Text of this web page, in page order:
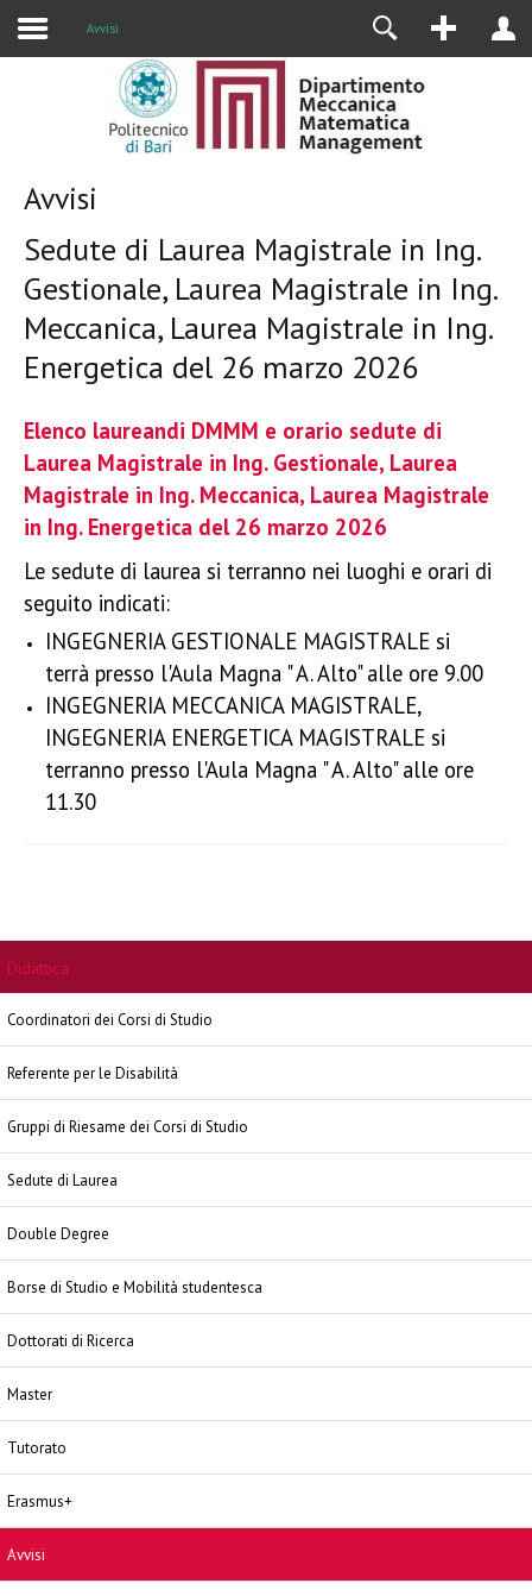
Avvisi
Avvisi
Sedute di Laurea Magistrale in Ing.
Gestionale, Laurea Magistrale in Ing.
Meccanica, Laurea Magistrale in Ing.
Energetica del 26 marzo 2026
Elenco laureandi DMMM e orario sedute di
Laurea Magistrale in Ing. Gestionale, Laurea
Magistrale in Ing. Meccanica, Laurea Magistrale
in Ing. Energetica del 26 marzo 2026
Le sedute di laurea si terranno nei luoghi e orari di
seguito indicati:
INGEGNERIA GESTIONALE MAGISTRALE si
terrà presso l'Aula Magna " A. Alto" alle ore 9.00
INGEGNERIA MECCANICA MAGISTRALE,
INGEGNERIA ENERGETICA MAGISTRALE si
terranno presso l'Aula Magna " A. Alto" alle ore
11.30
Didattica
Coordinatori dei Corsi di Studio
Referente per le Disabilità
Gruppi di Riesame dei Corsi di Studio
Sedute di Laurea
Double Degree
Borse di Studio e Mobilità studentesca
Dottorati di Ricerca
Master
Tutorato
Erasmus+
Avvisi